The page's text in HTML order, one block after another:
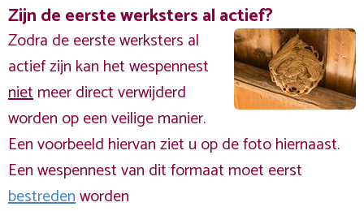
Zijn de eerste werksters al actief?
Zodra de eerste werksters al
actief zijn kan het wespennest
nietmeer direct verwijderd
worden op een veilige manier.
Een voorbeeld hiervan ziet u op de foto hiernaast.
Een wespennest van dit formaat moet eerst
bestredenworden